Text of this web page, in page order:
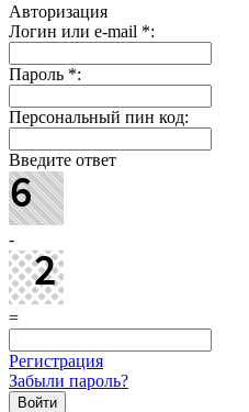
Авторизация
Логин или e-mail *:
Пароль *:
Персональный пин код:
Введите ответ
-
=
Регистрация
Забыли пароль?